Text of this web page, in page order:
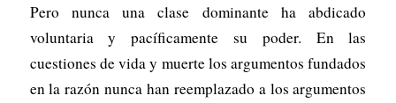
Pero nunca una clase dominante ha abdicado
voluntaria y pacíficamente su poder. En las
cuestiones de vida y muerte los argumentos fundados
en la razón nunca han reemplazado a los argumentos